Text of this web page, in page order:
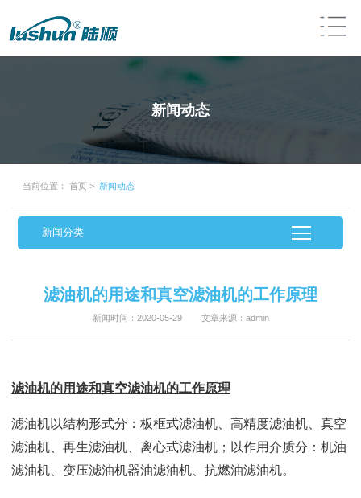
新闻动态
当前位置： 首页 > 新闻动态
新闻分类
滤油机的用途和真空滤油机的工作原理
新闻时间：2020-05-29 文章来源：admin
滤油机的用途和真空滤油机的工作原理
滤油机以结构形式分：板框式滤油机、高精度滤油机、真空
滤油机、再生滤油机、离心式滤油机；以作用介质分：机油
滤油机、变压滤油机器油滤油机、抗燃油滤油机。